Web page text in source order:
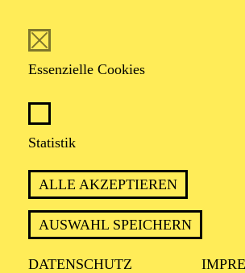
Essenzielle Cookies
Statistik
ALLE AKZEPTIEREN
AUSWAHL SPEICHERN
DATENSCHUTZ
PREMIERE
15. November 2025